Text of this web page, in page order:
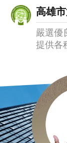
高雄
嚴選優
提供各